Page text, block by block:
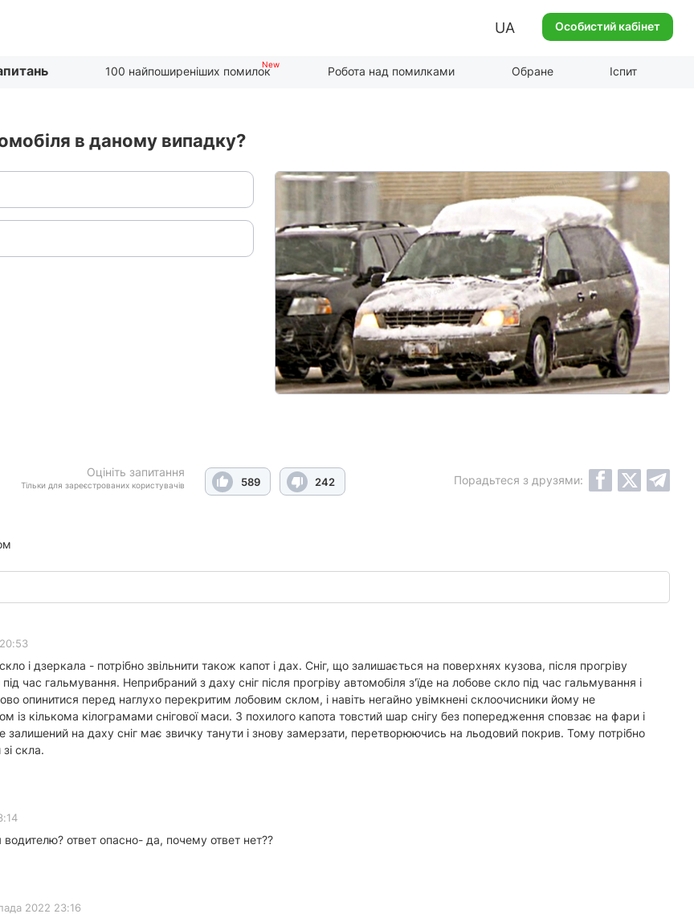
UA Особистий кабінет
100 найпоширеніших помилок Робота над помилками Обране Іспит
в даному випадку?
Оцініть запитання
Тільки для зареєстрованих користувачів 589 242 Порадьтеся з друзями:
і дзеркала - потрібно звільнити також капот і дах. Сніг, що залишається на поверхнях кузова, після прогріву
час гальмування. Неприбраний з даху сніг після прогріву автомобіля з'їде на лобове скло під час гальмування і
опинитися перед наглухо перекритим лобовим склом, і навіть негайно увімкнені склоочисники йому не
кількома кілограмами снігової маси. З похилого капота товстий шар снігу без попередження сповзає на фари і
на даху сніг має звичку танути і знову замерзати, перетворюючись на льодовий покрив. Тому потрібно
скла.
водителю? ответ опасно- да, почему ответ нет??
2022 23:16